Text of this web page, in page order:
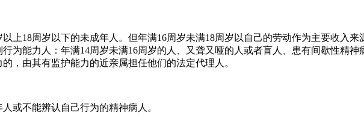
上18周岁以下的未成年人。但年满16周岁未满18周岁以自己的劳动作为主要收入
为能力人：年满14周岁未满16周岁的人、又聋又哑的人或者盲人、患有间歇性精
，由其有监护能力的近亲属担任他们的法定代理人。
或不能辨认自己行为的精神病人。